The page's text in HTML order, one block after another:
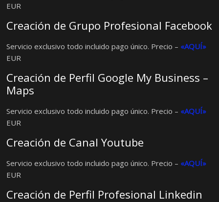
EUR
Creación de Grupo Profesional Facebook
Servicio exclusivo todo incluido pago único. Precio – «AQUÍ»
EUR
Creación de Perfil Google My Business –
Maps
Servicio exclusivo todo incluido pago único. Precio – «AQUÍ»
EUR
Creación de Canal Youtube
Servicio exclusivo todo incluido pago único. Precio – «AQUÍ»
EUR
Creación de Perfil Profesional Linkedin